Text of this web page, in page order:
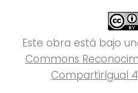
Este obra está bajo
Commons
CompartirIgual